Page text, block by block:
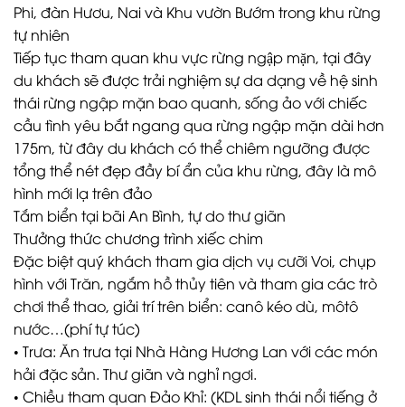
Phi, đàn Hươu, Nai và Khu vườn Bướm trong khu rừng
tự nhiên
Tiếp tục tham quan khu vực rừng ngập mặn, tại đây
du khách sẽ được trải nghiệm sự da dạng về hệ sinh
thái rừng ngập mặn bao quanh, sống ảo với chiếc
cầu tình yêu bắt ngang qua rừng ngập mặn dài hơn
175m, từ đây du khách có thể chiêm ngưỡng được
tổng thể nét đẹp đầy bí ẩn của khu rừng, đây là mô
hình mới lạ trên đảo
Tắm biển tại bãi An Bình, tự do thư giãn
Thưởng thức chương trình xiếc chim
Đặc biệt quý khách tham gia dịch vụ cưỡi Voi, chụp
hình với Trăn, ngắm hồ thủy tiên và tham gia các trò
chơi thể thao, giải trí trên biển: canô kéo dù, môtô
nước…(phí tự túc)
• Trưa: Ăn trưa tại Nhà Hàng Hương Lan với các món
hải đặc sản. Thư giãn và nghỉ ngơi.
• Chiều tham quan Đảo Khỉ: (KDL sinh thái nổi tiếng ở